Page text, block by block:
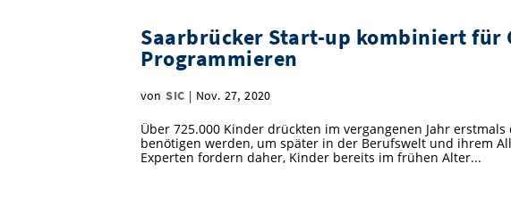
Saarbrücker Start-up kombiniert
Programmieren
vonSIC| Nov. 27, 2020
Über 725.000 Kinder drückten im vergangenen Jahr
benötigen werden, um später in der Berufswelt und ihrem
Experten fordern daher, Kinder bereits im frühen Alter...